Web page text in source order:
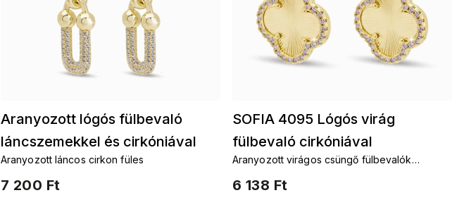
Aranyozott lógós fülbevaló
láncszemekkel és cirkóniával
4135
7 200 Ft
Aranyozott láncos cirkon füles
SOFIA 4095 Lógós virág
fülbevaló cirkóniával
6 138 Ft
Aranyozott virágos csüngő fülbevalók